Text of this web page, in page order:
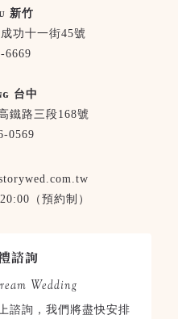
新竹
功十一街45號
6669
台中
鐵路三段168號
0569
（預約制）
諮詢
Wedding
諮詢，我們將盡快安排